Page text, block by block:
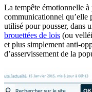
La tempête émotionnelle
communicationnel qu’elle
utilisé pour pousser, dans
brouettées de lois (ou
et plus simplement anti-
d’asservissement de la